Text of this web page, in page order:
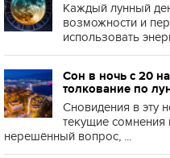
Каждый лунный
возможности и
использовать
Сон в ночь с 20
толкование по
Сновидения в эту
текущие сомнения
нерешённый вопрос, ...